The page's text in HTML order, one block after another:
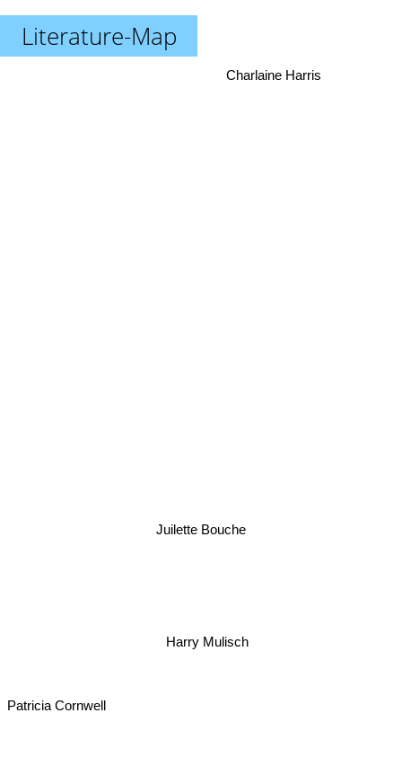
Literature-Map
Juilette Bouche
Harry Mulisch
Charlaine Harris
Patricia Cornwell